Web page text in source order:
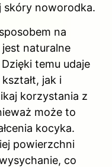
skóry noworodka.
na
naturalne
temu udaje
jak i
korzystania z
może to
kocyka.
powierzchni
co